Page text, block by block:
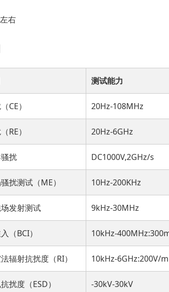
右
测试能力
CE） 20Hz-108MHz
RE） 20Hz-6GHz
扰 DC1000V,2GHz/s
扰测试（ME） 10Hz-200KHz
发射测试 9kHz-30MHz
（BCI） 10kHz-
辐射抗扰度（RI） 10kHz-6GHz:200V/m
扰度（ESD） -30kV-30kV